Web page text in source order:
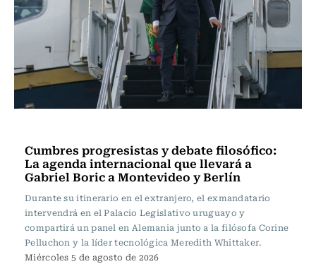
Cumbres progresistas y debate filosófico:
La agenda internacional que llevará a
Gabriel Boric a Montevideo y Berlín
Durante su itinerario en el extranjero, el exmandatario
intervendrá en el Palacio Legislativo uruguayo y
compartirá un panel en Alemania junto a la filósofa Corine
Pelluchon y la líder tecnológica Meredith Whittaker.
Miércoles 5 de agosto de 2026